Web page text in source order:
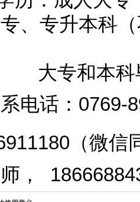
、专升本科
毕业证
电话 ： 0769-
（微信
，